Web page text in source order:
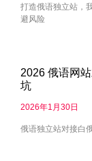
打造俄语独立站，
避风险
2026 俄语网
坑
2026年1月30日
俄语独立站对接白